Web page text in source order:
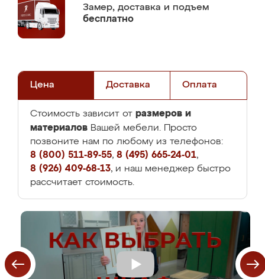
Замер, доставка и подъем
бесплатно
Цена Доставка Оплата
Стоимость зависит от размеров и
материалов Вашей мебели. Просто
позвоните нам по любому из телефонов:
8 (800) 511-89-55, 8 (495) 665-24-01,
8 (926) 409-68-13, и наш менеджер быстро
рассчитает стоимость.